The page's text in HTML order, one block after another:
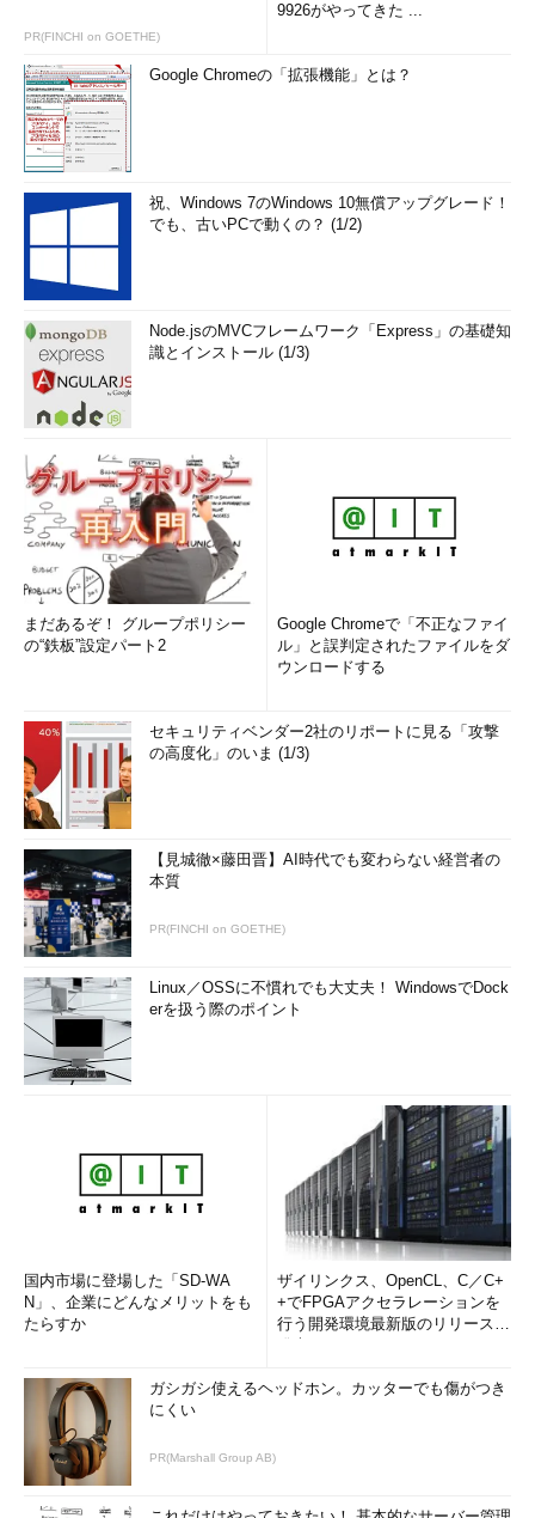
PR(FINCHI on GOETHE)
9926がやってきた ...
Google Chromeの「拡張機能」とは？
祝、Windows 7のWindows 10無償アップグレード！
でも、古いPCで動くの？ (1/2)
Node.jsのMVCフレームワーク「Express」の基礎知
識とインストール (1/3)
まだあるぞ！ グループポリシー
の“鉄板”設定パート2
Google Chromeで「不正なファイ
ル」と誤判定されたファイルをダ
ウンロードする
セキュリティベンダー2社のリポートに見る「攻撃
の高度化」のいま (1/3)
【見城徹×藤田晋】AI時代でも変わらない経営者の
本質
PR(FINCHI on GOETHE)
Linux／OSSに不慣れでも大丈夫！ WindowsでDock
erを扱う際のポイント
国内市場に登場した「SD-WA
N」、企業にどんなメリットをも
たらすか
ザイリンクス、OpenCL、C／C+
+でFPGAアクセラレーションを
行う開発環境最新版のリリースを
ガシガシ使えるヘッドホン。カッターでも傷がつき
にくい
PR(Marshall Group AB)